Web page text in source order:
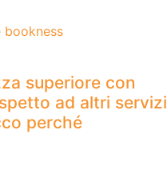
superiore con
ad altri servizi
perché